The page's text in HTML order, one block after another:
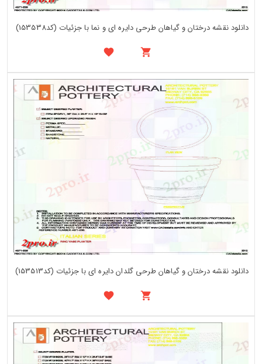
دانلود نقشه درختان و گیاهان طرحی دایره ای و نما با جزئیات (کد153538)
دانلود نقشه درختان و گیاهان طرحی گلدان دایره ای با جزئیات (کد153513)